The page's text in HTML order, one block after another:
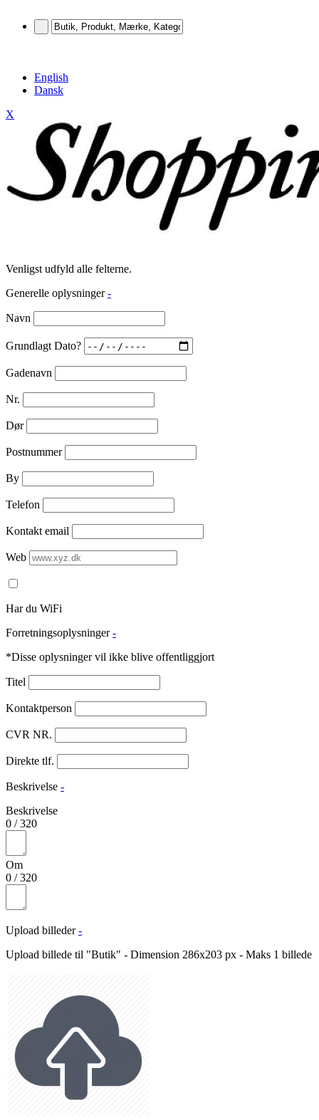
English
Dansk
X
Venligst udfyld alle felterne.
Generelle oplysninger -
Navn
Grundlagt Dato?
Gadenavn
Nr.
Dør
Postnummer
By
Telefon
Kontakt email
Web
Har du WiFi
Forretningsoplysninger -
*Disse oplysninger vil ikke blive offentliggjort
Titel
Kontaktperson
CVR NR.
Direkte tlf.
Beskrivelse -
Beskrivelse
0 /320
Om
0 /320
Upload billeder -
Upload billede til "Butik" - Dimension 286x203 px - Maks 1 billede